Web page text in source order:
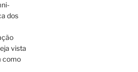
dos
vista
como